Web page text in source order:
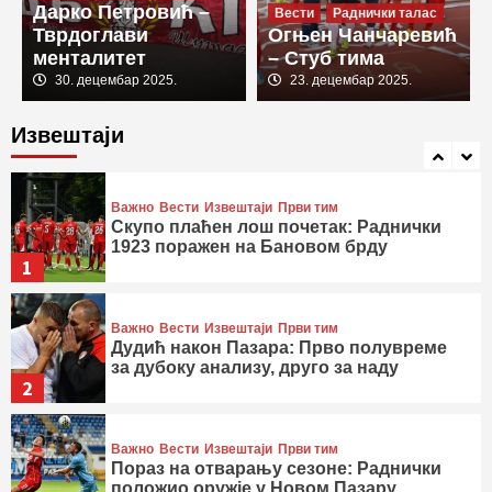
Дарко Петровић –
Тврдоглави
менталитет
30. децембар 2025.
Вести Раднички талас
Огњен Чанчаревић
– Стуб тима
23. децембар 2025.
Извештаји
4
генералној проби
5
Важно Вести Извештаји Први тим
Радничког у другом тест мечу
1
Важно Вести Извештаји Први тим
Скупо плаћен лош почетак: Раднички
1923 поражен на Бановом брду
2
Важно Вести Извештаји Први тим
Дудић након Пазара: Прво полувреме
за дубоку анализу, друго за наду
Важно Вести Извештаји Први тим
Пораз на отварању сезоне: Раднички
положио оружје у Новом Пазару